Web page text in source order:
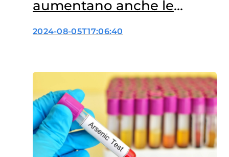
aumentano anche le
infezioni alimentari
2024-08-05T17:06:40